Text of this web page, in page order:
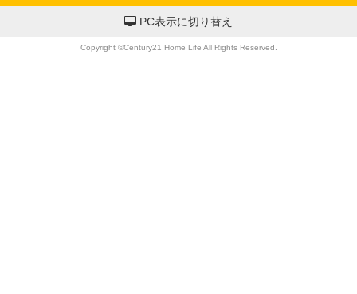
PC表示に切り替え
Copyright ©Century21 Home Life All Rights Reserved.